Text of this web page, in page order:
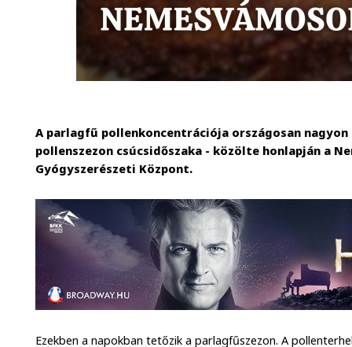
A parlagfű pollenkoncentrációja országosan
pollenszezon csúcsidőszaka - közölte honlapján a
Gyógyszerészeti Központ.
Ezekben a napokban tetőzik a parlagfűszezon. A